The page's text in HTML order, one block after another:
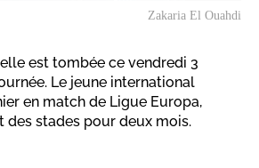
Zakaria El Ouahdi
est tombée ce vendredi 3
Le jeune international
en match de Ligue Europa,
des stades pour deux mois.